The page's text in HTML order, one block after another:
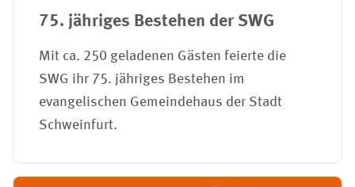
75. jähriges Bestehen der SWG
Mit ca. 250 geladenen Gästen feierte die
SWG ihr 75. jähriges Bestehen im
evangelischen Gemeindehaus der Stadt
Schweinfurt.